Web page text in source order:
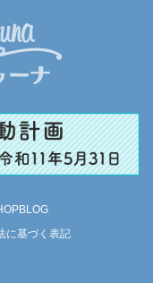
BLOG
に基づく表記